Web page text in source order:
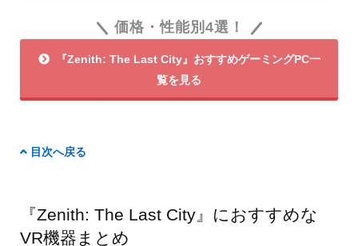
価格・性能別4選！
『Zenith: The Last City』おすすめゲーミングPC一
覧を見る
目次へ戻る
『Zenith: The Last City』におすすめな
VR機器まとめ